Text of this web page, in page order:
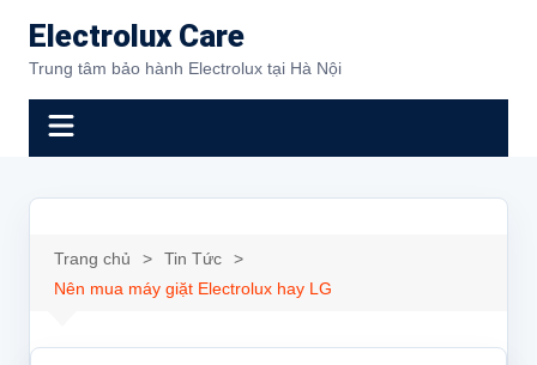
đến
phần
Electrolux Care
Trung tâm bảo hành Electrolux tại Hà Nội
Trang chủ
Tin Tức
Nên mua máy giặt Electrolux hay LG